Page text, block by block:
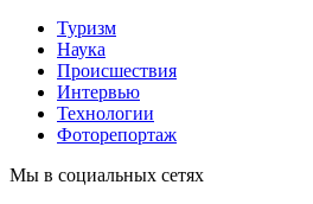
Туризм
Наука
Происшествия
Интервью
Технологии
Фоторепортаж
Мы в социальных сетях